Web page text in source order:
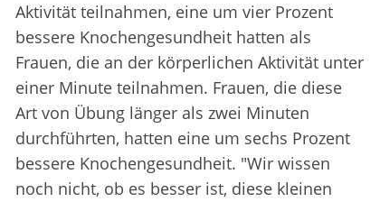
Aktivität teilnahmen, eine um vier Prozent
bessere Knochengesundheit hatten als
Frauen, die an der körperlichen Aktivität unter
einer Minute teilnahmen. Frauen, die diese
Art von Übung länger als zwei Minuten
durchführten, hatten eine um sechs Prozent
bessere Knochengesundheit. "Wir wissen
noch nicht, ob es besser ist, diese kleinen